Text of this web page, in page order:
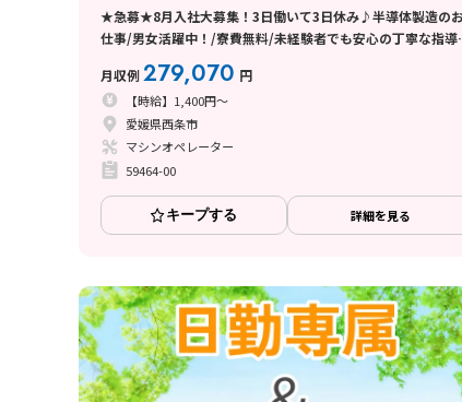
★急募★8月入社大募集！3日働いて3日休み♪半導体製造の
仕事/男女活躍中！/寮費無料/未経験者でも安心の丁寧な指導/
月収例279,070 円
【時給】1,400円～
愛媛県西条市
マシンオペレーター
59464-00
キープする 詳細を見る